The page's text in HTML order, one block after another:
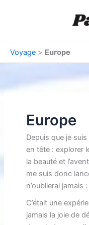
Voyage > Europe
Europe
Depuis que je suis
en tête : explorer
la beauté et
me suis donc
n’oublierai jamais
C’était une
jamais la joie de